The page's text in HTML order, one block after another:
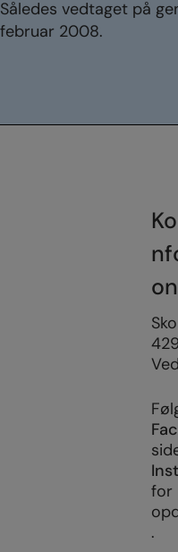
Således vedtaget på
februar 2008.
on
for
.